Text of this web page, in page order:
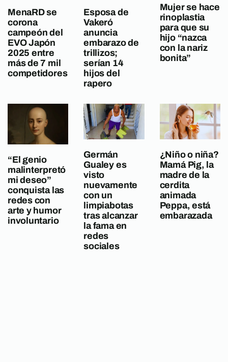
MenaRD se
corona
campeón del
EVO Japón
2025 entre
más de 7 mil
competidores
Esposa de
Vakeró
anuncia
embarazo de
trillizos;
serían 14
hijos del
rapero
Mujer se hace
rinoplastia
para que su
hijo “nazca
con la nariz
bonita”
“El genio
malinterpretó
mi deseo”
conquista las
redes con
arte y humor
involuntario
Germán
Gualey es
visto
nuevamente
con un
limpiabotas
tras alcanzar
la fama en
redes
sociales
¿Niño o niña?
Mamá Pig, la
madre de la
cerdita
animada
Peppa, está
embarazada